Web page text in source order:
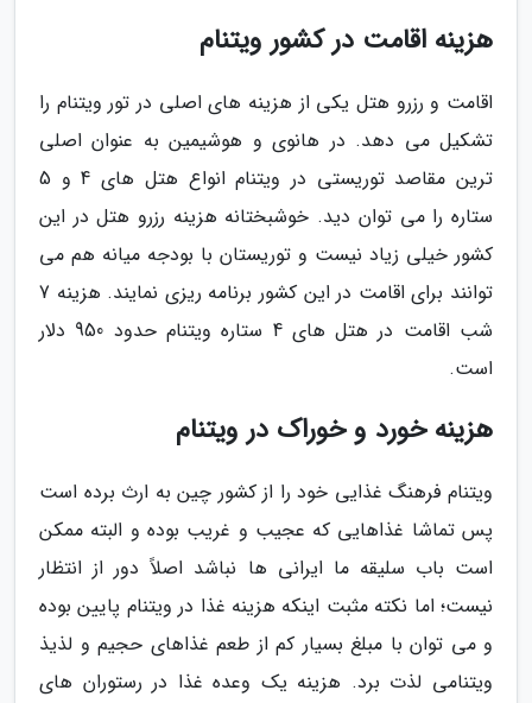
هزینه اقامت در کشور ویتنام
اقامت و رزرو هتل یکی از هزینه های اصلی در تور ویتنام را
تشکیل می دهد. در هانوی و هوشیمین به عنوان اصلی
ترین مقاصد توریستی در ویتنام انواع هتل های 4 و 5
ستاره را می توان دید. خوشبختانه هزینه رزرو هتل در این
کشور خیلی زیاد نیست و توریستان با بودجه میانه هم می
توانند برای اقامت در این کشور برنامه ریزی نمایند. هزینه 7
شب اقامت در هتل های 4 ستاره ویتنام حدود 950 دلار
است.
هزینه خورد و خوراک در ویتنام
ویتنام فرهنگ غذایی خود را از کشور چین به ارث برده است
پس تماشا غذاهایی که عجیب و غریب بوده و البته ممکن
است باب سلیقه ما ایرانی ها نباشد اصلاً دور از انتظار
نیست؛ اما نکته مثبت اینکه هزینه غذا در ویتنام پایین بوده
و می توان با مبلغ بسیار کم از طعم غذاهای حجیم و لذیذ
ویتنامی لذت برد. هزینه یک وعده غذا در رستوران های